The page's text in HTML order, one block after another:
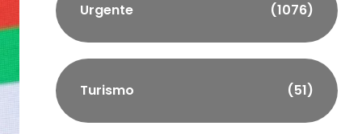
Urgente (1076)
Turismo (51)